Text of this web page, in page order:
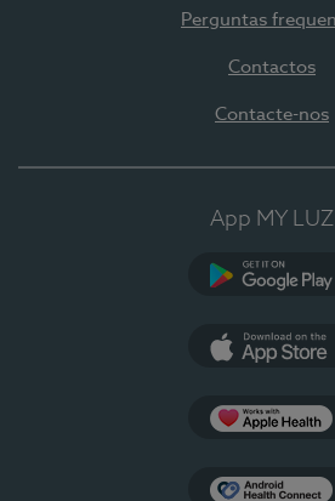
Perguntas
Contactos
Contacte-nos
App MY LUZ